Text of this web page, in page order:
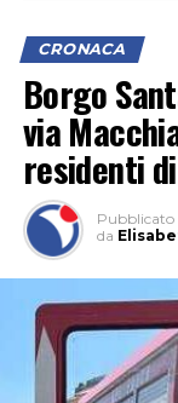
CRONACA
Borgo
via
residenti
Pubblicato
da